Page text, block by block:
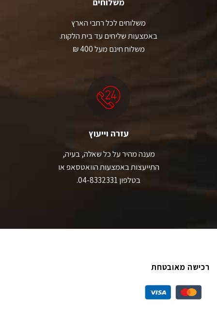
משלוחים לכל רחבי הארץ
באמצעות שליחים עד בית הלקוח.
משלוח חינם מעל 400 ₪
עזרה וייעוץ
מענה מהיר על כל שאלה, בעיה,
התייעצות באמצעות הוואטסאפ או
בטלפון 04-8332331.
רכישה מאובטחת